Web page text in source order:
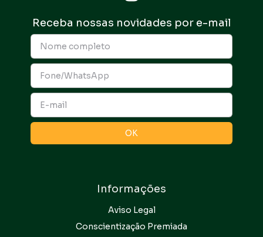
Receba nossas novidades por e-mail
Informações
Aviso Legal
Conscientização Premiada